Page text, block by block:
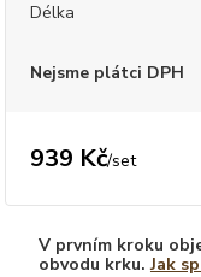
Délka
Nejsme plátci DPH
939 Kč/set
V prvním kroku
obvodu krku.Jak